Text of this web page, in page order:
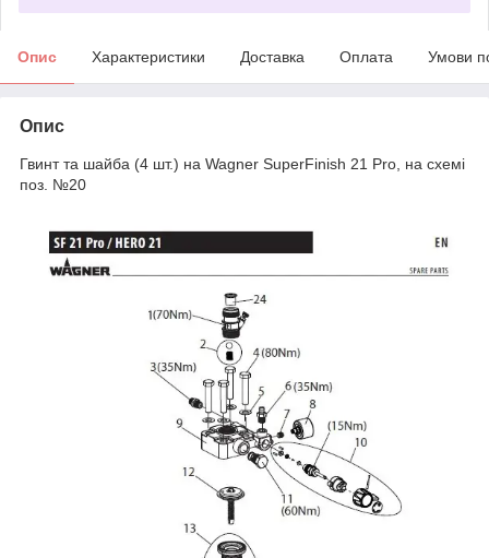
Опис Характеристики Доставка Оплата Умови
Опис
Гвинт та шайба (4 шт.) на Wagner SuperFinish 21 Pro, на схемі
поз. №20